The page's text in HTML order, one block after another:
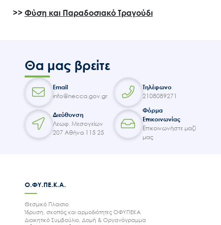
Επικοινωνία
>> Φύση και Παραδοσιακό Τραγούδι
Θα μας βρείτε
Email
info@necca.gov.gr
Τηλέφωνο
2108089271
Διεύθυνση
Λεωφ. Μεσογείων
207 Αθήνα 115 25
Φόρμα
Επικοινωνίας
Επικοινωνήστε μαζί
μας
Ο.ΦΥ.ΠΕ.Κ.Α.
Θεσμικό Πλαισιο
Ίδρυση, σκοπός και αρμοδιότητες ΟΦΥΠΕΚΑ
Διοικητικό Συμβούλιο, Δομή & Οργανόγραμμα